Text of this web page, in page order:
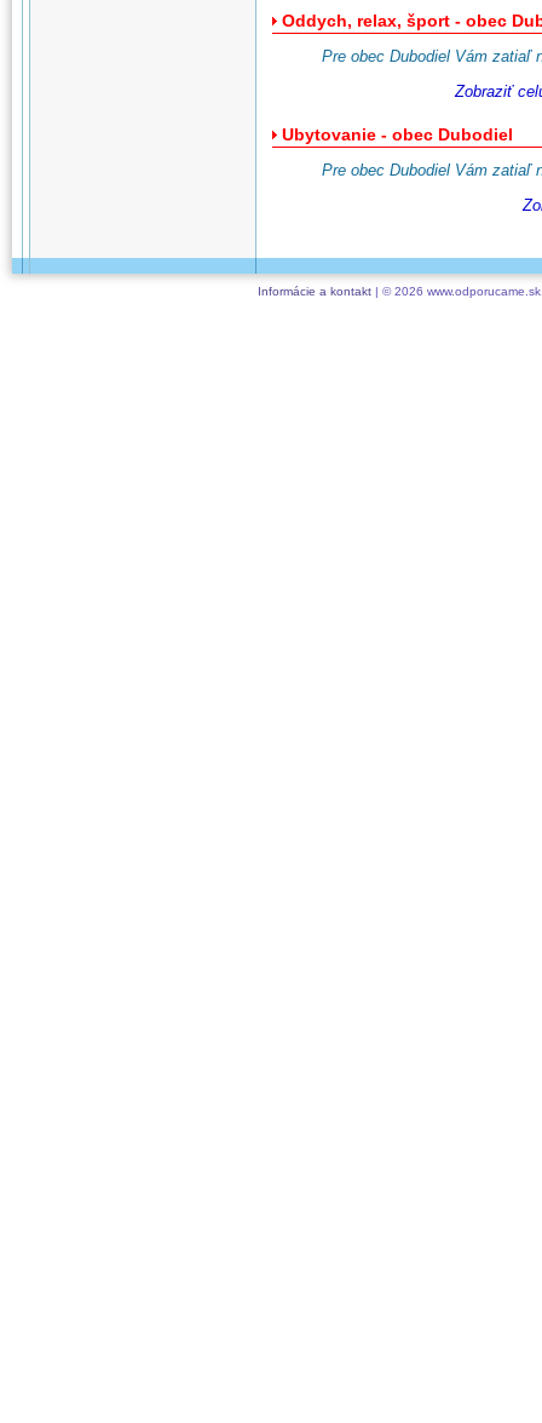
Oddych, relax, šport - obec
Pre obec Dubodiel Vám zatiaľ
Zobraziť
Ubytovanie - obec Dubodiel
Pre obec Dubodiel Vám zatiaľ
Informácie a kontakt| © 2026